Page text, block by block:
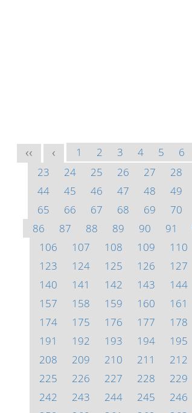
<< < 1 2 3 4 5 6
23
24 25 26 27 28
44
45 46 47 48 49
65
66 67 68 69 70
86
87 88 89 90 91
106
107 108 109 110
123
124 125 126 127
140
141 142 143 144
157
158 159 160 161
174
175 176 177 178
191
192 193 194 195
208
209 210 211 212
225
226 227 228 229
242
243 244 245 246